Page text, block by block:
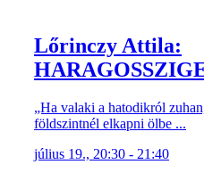
Lőrinczy Attila:
„Ha valaki a hatodikról
földszintnél elkapni ölbe ...
július 19., 20:30 - 21:40